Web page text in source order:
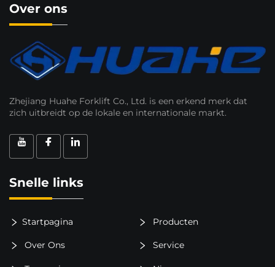
Over ons
Zhejiang Huahe Forklift Co., Ltd. is een erkend merk dat
zich uitbreidt op de lokale en internationale markt.
Snelle links
Startpagina Producten
Over Ons Service